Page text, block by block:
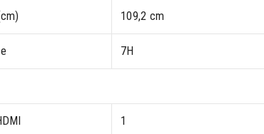
109,2 cm
7H
1